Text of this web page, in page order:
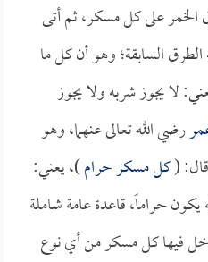
على كل مسكر، ثم أتى
الطرق السابقة؛ وهو أن كل ما
لا يجوز شربه ولا يجوز
رضي الله تعالى عنهما، وهو
(كل مسكر حرام)، يعني:
حراماً، قاعدة عامة شاملة
فيها كل مسكر من أي نوع